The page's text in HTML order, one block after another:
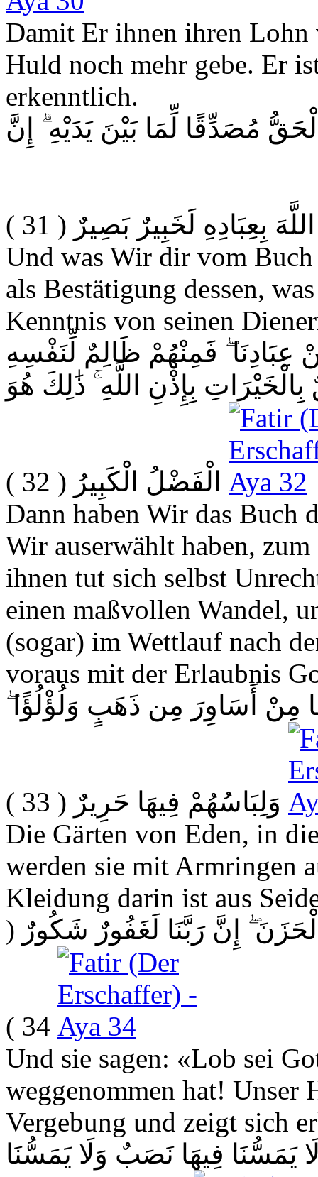
Damit Er ihnen ihren Lohn
Huld noch mehr gebe. Er
erkenntlich.
مُصَدِّقًا لِّمَا بَيْنَ يَدَيْهِ ۗ إِنَّ
اللَّهَ بِعِبَادِهِ لَخَبِيرٌ بَصِيرٌ ( 31 )
Und was Wir dir vom
als Bestätigung dessen,
Kenntnis von seinen
عِبَادِنَا ۖ فَمِنْهُمْ ظَالِمٌ لِّنَفْسِهِ
بِإِذْنِ اللَّهِ ۚ ذَٰلِكَ هُوَ
الْفَضْلُ الْكَبِيرُ ( 32 )
Dann haben Wir das Buch
Wir auserwählt haben,
ihnen tut sich selbst
einen maßvollen Wandel,
(sogar) im Wettlauf nach
voraus mit der Erlaubnis
مِنْ أَسَاوِرَ مِن ذَهَبٍ وَلُؤْلُؤًا
وَلِبَاسُهُمْ فِيهَا حَرِيرٌ ( 33 )
Die Gärten von Eden, in
werden sie mit Armringen
Kleidung darin ist aus
إِنَّ رَبَّنَا لَغَفُورٌ شَكُورٌ (
34 )
Und sie sagen: «Lob sei
weggenommen hat!
Vergebung und zeigt sich
يَمَسُّنَا فِيهَا نَصَبٌ وَلَا يَمَسُّنَا